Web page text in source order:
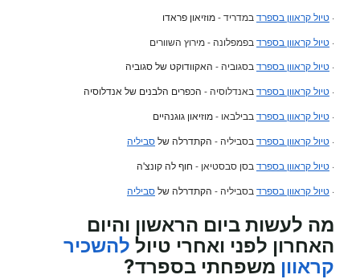
· טיול קראוון בספרד במדריד - מוזיאון פראדו
· טיול קראוון בספרד בפמפלונה - מירוץ השוורים
· טיול קראוון בספרד בסגוביה - האקוודוקט של סגוביה
· טיול קראוון בספרד באנדלוסיה - הכפרים הלבנים של אנדלוסיה
· טיול קראוון בספרד בבילבאו - מוזיאון גוגנהיים
· טיול קראוון בספרד בסביליה - הקתדרלה של סביליה
· טיול קראוון בספרד בסן סבסטיאן - חוף לה קונצ'ה
· טיול קראוון בספרד בסביליה - הקתדרלה של סביליה
מה לעשות ביום הראשון והיום
האחרון לפני ואחרי טיול להשכיר
קראוון משפחתי בספרד?